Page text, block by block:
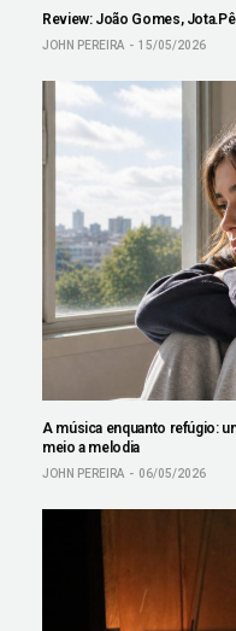
Review: João Gomes,
JOHN PEREIRA 15/05/2026
A música enquanto refúgio:
meio a melodia
JOHN PEREIRA 06/05/2026